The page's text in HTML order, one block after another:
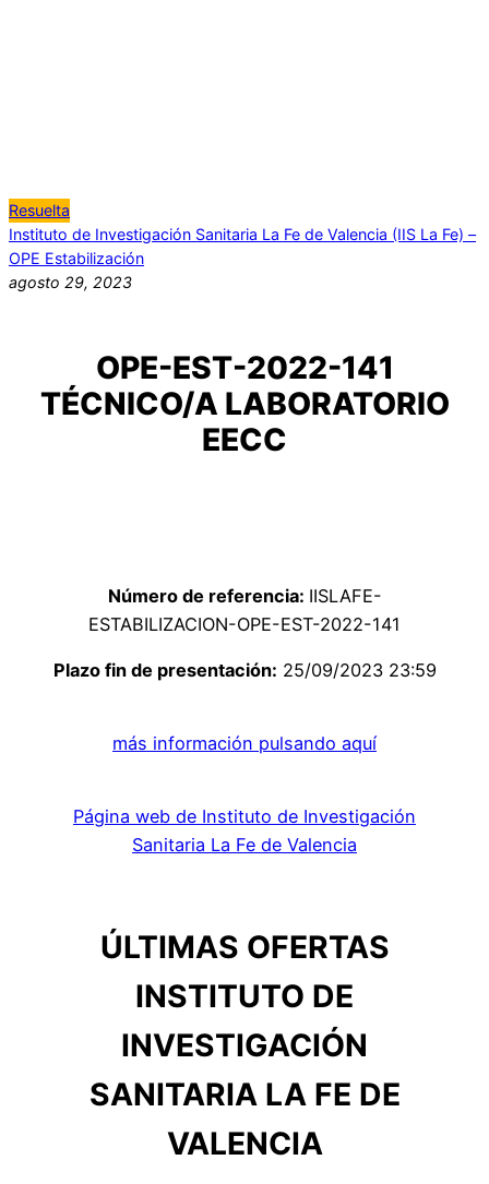
Resuelta
Instituto de Investigación Sanitaria La Fe de Valencia (IIS La Fe) –
OPE Estabilización
agosto 29, 2023
OPE-EST-2022-141
TÉCNICO/A LABORATORIO
EECC
Número de referencia: IISLAFE-
ESTABILIZACION-OPE-EST-2022-141
Plazo fin de presentación: 25/09/2023 23:59
más información pulsando aquí
Página web de Instituto de Investigación
Sanitaria La Fe de Valencia
ÚLTIMAS OFERTAS
INSTITUTO DE
INVESTIGACIÓN
SANITARIA LA FE DE
VALENCIA